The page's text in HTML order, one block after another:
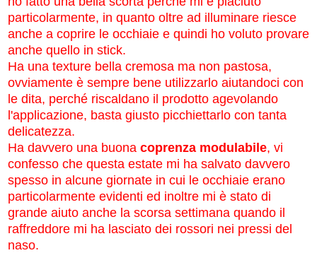
particolarmente, in quanto oltre ad illuminare riesce
anche a coprire le occhiaie e quindi ho voluto provare
anche quello in stick.
Ha una texture bella cremosa ma non pastosa,
ovviamente è sempre bene utilizzarlo aiutandoci con
le dita, perché riscaldano il prodotto agevolando
l'applicazione, basta giusto picchiettarlo con tanta
delicatezza.
Ha davvero una buona coprenza modulabile, vi
confesso che questa estate mi ha salvato davvero
spesso in alcune giornate in cui le occhiaie erano
particolarmente evidenti ed inoltre mi è stato di
grande aiuto anche la scorsa settimana quando il
raffreddore mi ha lasciato dei rossori nei pressi del
naso.